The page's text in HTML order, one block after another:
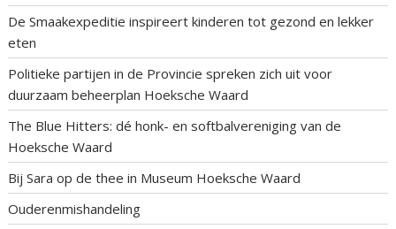
De Smaakexpeditie inspireert kinderen tot gezond en lekker
eten
Politieke partijen in de Provincie spreken zich uit voor
duurzaam beheerplan Hoeksche Waard
The Blue Hitters: dé honk- en softbalvereniging van de
Hoeksche Waard
Bij Sara op de thee in Museum Hoeksche Waard
Ouderenmishandeling